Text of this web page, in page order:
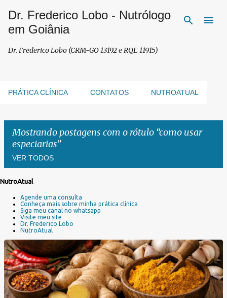
Pular para o conteúdo principal
Dr. Frederico Lobo - Nutrólogo
em Goiânia
Dr. Frederico Lobo (CRM-GO 13192 e RQE 11915)
PRÁTICA CLÍNICA CONTATOS NUTROATUAL
Mostrando postagens com o rótulo como usar
especiarias
VER TODOS
g
n
NutroAtual
Agende uma consulta
Conheça mais sobre minha prática clínica
Siga meu canal no whatsapp
Visite meu site
Dr. Frederico Lobo
NutroAtual